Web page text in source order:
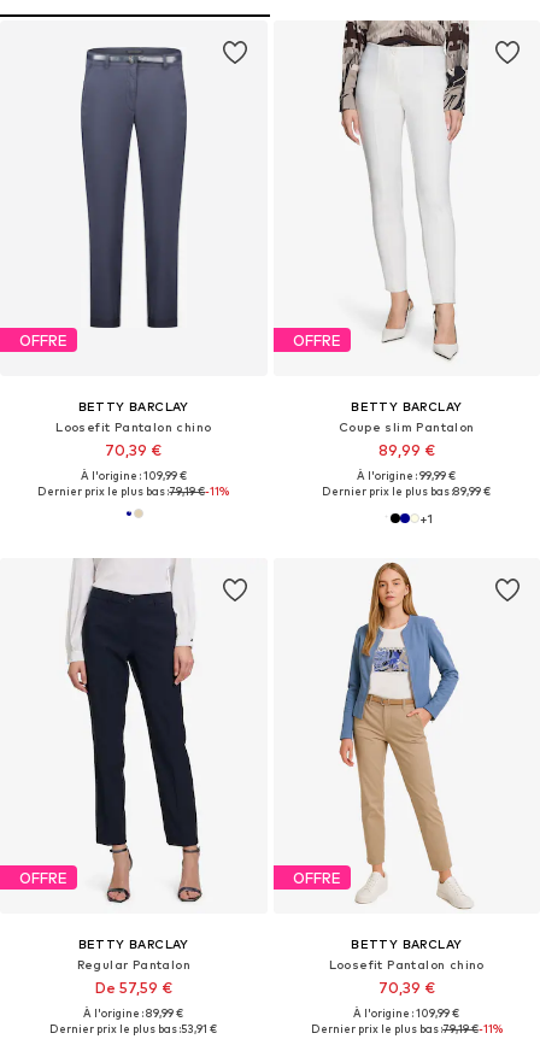
OFFRE
BETTY BARCLAY
Loosefit Pantalon chino
70,39 €
À l'origine : 109,99 €
Dernier prix le plus bas :79,19 €-11%
OFFRE
BETTY BARCLAY
Coupe slim Pantalon
89,99 €
À l'origine : 99,99 €
Dernier prix le plus bas :89,99 €
+1
OFFRE
BETTY BARCLAY
Regular Pantalon
De 57,59 €
À l'origine : 89,99 €
Dernier prix le plus bas :53,91 €
OFFRE
BETTY BARCLAY
Loosefit Pantalon chino
70,39 €
À l'origine : 109,99 €
Dernier prix le plus bas :79,19 €-11%